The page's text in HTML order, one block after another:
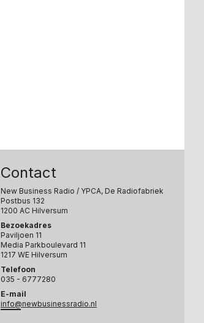
Contact
New Business Radio / YPCA, De Radiofabriek
Postbus 132
1200 AC Hilversum
Bezoekadres
Paviljoen 11
Media Parkboulevard 11
1217 WE Hilversum
Telefoon
035 - 6777280
E-mail
info@newbusinessradio.nl